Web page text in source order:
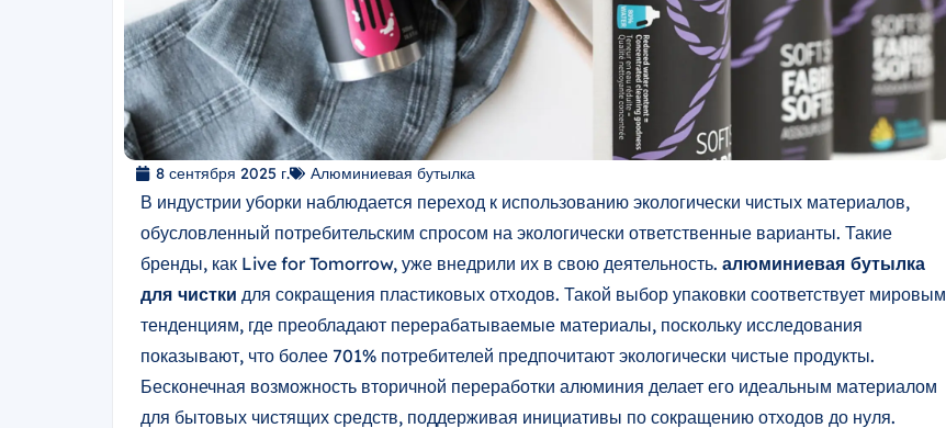
8 сентября 2025 г. Алюминиевая бутылка
В индустрии уборки наблюдается переход к использованию экологически чистых материалов,
обусловленный потребительским спросом на экологически ответственные варианты. Такие
бренды, как Live for Tomorrow, уже внедрили их в свою деятельность. алюминиевая бутылка
для чистки для сокращения пластиковых отходов. Такой выбор упаковки соответствует мировым
тенденциям, где преобладают перерабатываемые материалы, поскольку исследования
показывают, что более 701% потребителей предпочитают экологически чистые продукты.
Бесконечная возможность вторичной переработки алюминия делает его идеальным материалом
для бытовых чистящих средств, поддерживая инициативы по сокращению отходов до нуля.